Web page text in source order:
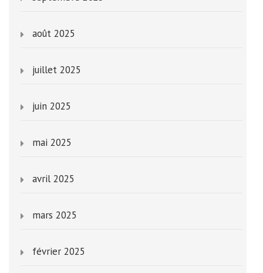
août 2025
juillet 2025
juin 2025
mai 2025
avril 2025
mars 2025
février 2025